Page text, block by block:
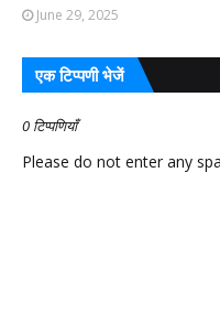
June 29, 2025
एक टिप्पणी भेजें
0 टिप्पणियाँ
Please do not enter any